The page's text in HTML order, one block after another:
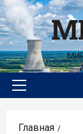
Перейти
к
содержимому
Основное
Главная